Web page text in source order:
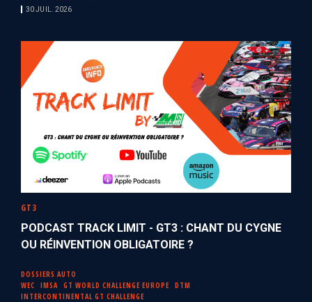
30 JUIL. 2026
GT3
PODCAST TRACK LIMIT - GT3 : CHANT DU CYGNE
OU RÉINVENTION OBLIGATOIRE ?
DOSSIERS AUTO
WEC
IMSA GT WORLD CHALLENGE EUROPE
DTM
INTERCONTINENTAL GT CHALLENGE